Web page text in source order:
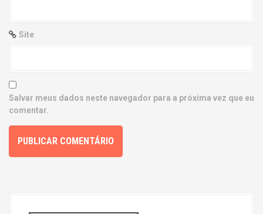
Site
Salvar meus dados neste navegador para a próxima vez que eu
comentar.